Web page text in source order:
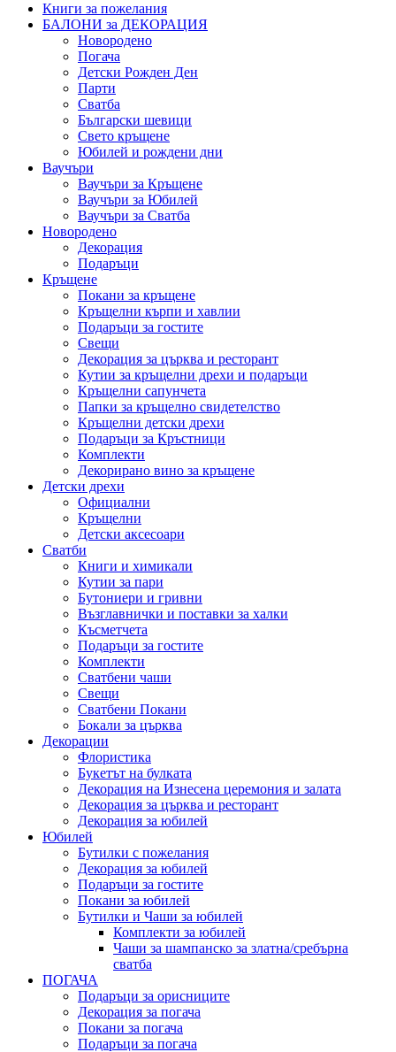
Книги за пожелания
БАЛОНИ за ДЕКОРАЦИЯ
Новородено
Погача
Детски Рожден Ден
Парти
Сватба
Български шевици
Свето кръщене
Юбилей и рождени дни
Ваучъри
Ваучъри за Кръщене
Ваучъри за Юбилей
Ваучъри за Сватба
Новородено
Декорация
Подаръци
Кръщене
Покани за кръщене
Кръщелни кърпи и хавлии
Подаръци за гостите
Свещи
Декорация за църква и ресторант
Кутии за кръщелни дрехи и подаръци
Кръщелни сапунчета
Папки за кръщелно свидетелство
Кръщелни детски дрехи
Подаръци за Кръстници
Комплекти
Декорирано вино за кръщене
Детски дрехи
Официални
Кръщелни
Детски аксесоари
Сватби
Книги и химикали
Кутии за пари
Бутониери и гривни
Възглавнички и поставки за халки
Късметчета
Подаръци за гостите
Комплекти
Сватбени чаши
Свещи
Сватбени Покани
Бокали за църква
Декорации
Флористика
Букетът на булката
Декорация на Изнесена церемония и залата
Декорация за църква и ресторант
Декорация за юбилей
Юбилей
Бутилки с пожелания
Декорация за юбилей
Подаръци за гостите
Покани за юбилей
Бутилки и Чаши за юбилей
Комплекти за юбилей
Чаши за шампанско за златна/сребърна
сватба
ПОГАЧА
Подаръци за орисниците
Декорация за погача
Покани за погача
Подаръци за погача